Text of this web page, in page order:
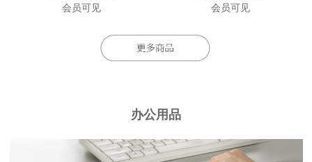
会员可见
会员可见
办公用品